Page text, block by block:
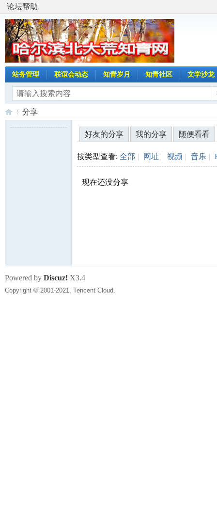
论坛帮助
站务管理 联谊会动态 知青岁月 知青社区 文学沙龙
分享
好友的分享 我的分享 随便看看
按类型查看: 全部 | 网址 | 视频 | 音乐 |
现在还没分享
Powered by Discuz! X3.4
Copyright © 2001-2021, Tencent Cloud.